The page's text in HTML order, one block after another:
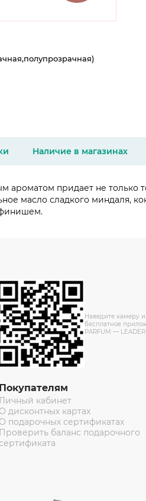
Наличие в магазинах
придает не только
масло сладкого миндаля,
Наведите камеру и
бесплатное
PARFUM — LEADER
Покупателям
кабинет
О дисконтных картах
О подарочных сертификатах
Проверить баланс подарочного
сертификата